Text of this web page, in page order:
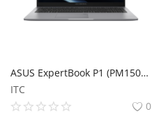
ASUS ExpertBook P1 (PM1503) ASUS
ITC
0